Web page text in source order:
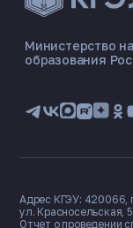
🏠
Министерство
образования
Адрес КГЭУ: 420066,
ул. Красносельская,
Отчет о проведении